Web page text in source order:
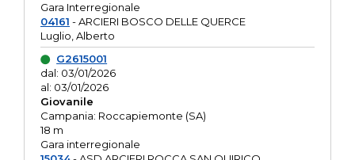
Gara Interregionale
04161 - ARCIERI BOSCO DELLE QUERCE
Luglio, Alberto
G2615001
dal: 03/01/2026
al: 03/01/2026
Giovanile
Campania: Roccapiemonte (SA)
18 m
Gara interregionale